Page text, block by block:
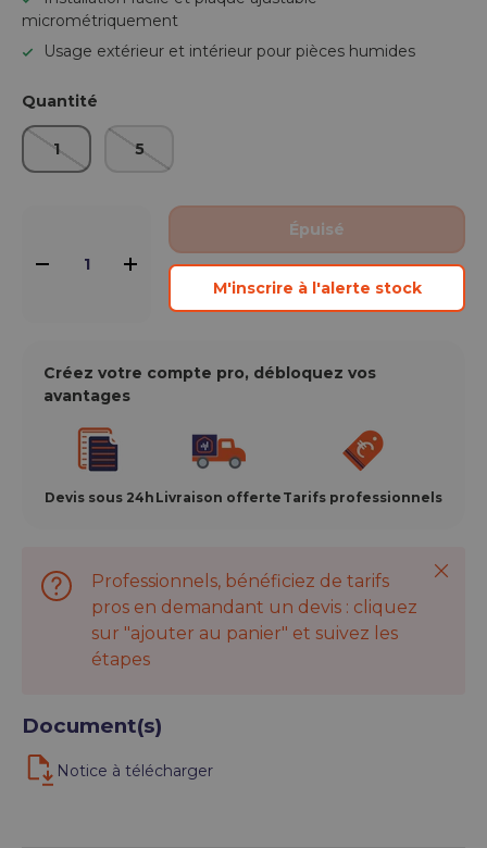
micrométriquement
Usage extérieur et intérieur pour pièces humides
Quantité
1 5
- +
Épuisé
M'inscrire à l'alerte stock
Créez votre compte pro, débloquez vos
avantages
Devis sous 24h Livraison offerte Tarifs professionnels
Professionnels, bénéficiez de tarifs
pros en demandant un devis : cliquez
sur "ajouter au panier" et suivez les
étapes
Document(s)
Notice à télécharger